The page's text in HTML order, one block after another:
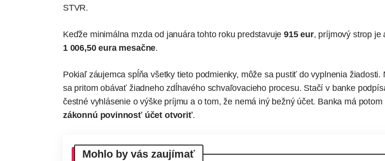
STVR.
Keďže minimálna mzda od januára tohto roku predstavuje915 eur, príjmový strop je
1 006,50 eura mesačne.
Pokiaľ záujemca spĺňa všetky tieto podmienky, môže sa pustiť do vyplnenia žiadosti.
sa pritom obávať žiadneho zdĺhavého schvaľovacieho procesu. Stačí v banke
čestné vyhlásenie o výške príjmu a o tom, že nemá iný bežný účet. Banka má potom
zákonnú povinnosť účet otvoriť.
Mohlo by vás zaujímať